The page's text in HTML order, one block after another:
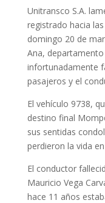
Unitransco S.A.
registrado hacia
domingo 20 de
Ana,
infortunadamente
pasajeros y el
El vehículo 9738,
destino final
sus sentidas
perdieron la vida
El conductor
Mauricio Vega
hace 11 años